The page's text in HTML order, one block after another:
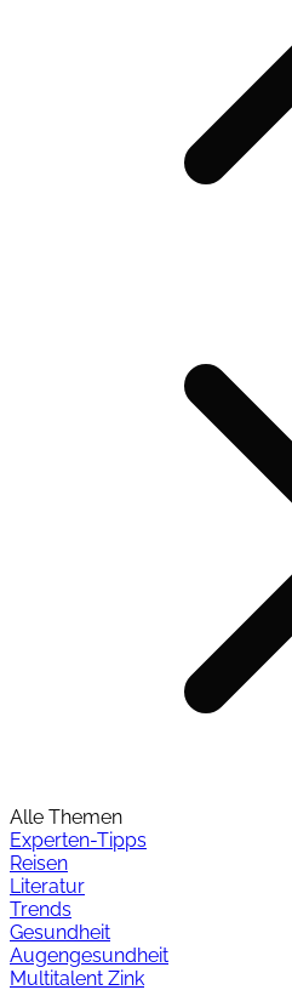
Alle Themen
Experten-Tipps
Reisen
Literatur
Trends
Gesundheit
Augengesundheit
Multitalent Zink